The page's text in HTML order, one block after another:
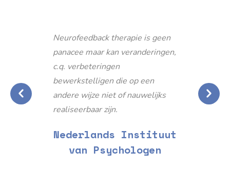
Neurofeedback therapie is geen
panacee maar kan veranderingen,
c.q. verbeteringen
bewerkstelligen die op een
andere wijze niet of nauwelijks
realiseerbaar zijn.
Nederlands Instituut
van Psychologen